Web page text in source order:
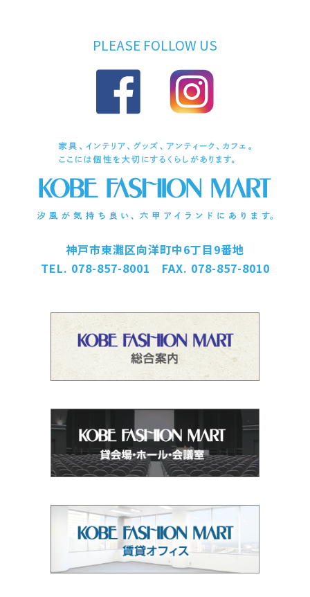
PLEASE FOLLOW US
神戸市東灘区向洋町中6丁目9番地
TEL. 078-857-8001 FAX. 078-857-8010